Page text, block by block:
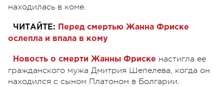
находилась в коме.
ЧИТАЙТЕ:
Перед смертью Жанна Фриске
ослепла и впала в кому
Новость о смерти Жанны Фриске настигла ее
гражданского мужа Дмитрия Шепелева, когда он
находился с сыном Платоном в Болгарии.